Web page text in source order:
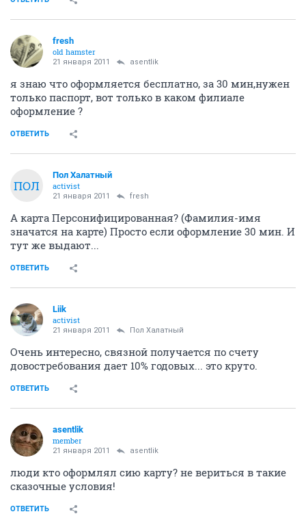
ОТВЕТИТЬ
asentlik
21 января 2011 fresh
заинтересовало, где карта оформляется, есть
комиссия за выпуск?
fresh
old hamster
21 января 2011
я знаю что оформляется бесплатно, за 30 мин,нужен
только паспорт, вот только в каком филиале
оформление ?
ПОЛ
Пол Халатный
activist
21 января 2011
А карта Персонифицированная? (Фамилия-имя
значатся на карте) Просто если оформление 30 мин. И
тут же выдают...
ОТВЕТИТЬ
Liik
21 января 2011 Пол Халатный
Очень интересно, связной получается по счету
довостребования дает 10% годовых... это круто.